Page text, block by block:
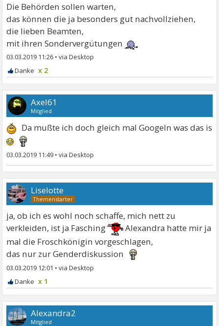
Die Behörden sollen warten,
das können die ja besonders gut nachvollziehen,
die lieben Beamten,
mit ihren Sondervergütungen
03.03.2019 11:26 •
x 2
Axel61
Mitglied
Da mußte ich doch gleich mal Googeln was das is
03.03.2019 11:49 •
Liselotte
ja, ob ich es wohl noch schaffe, mich nett zu
verkleiden, ist ja Fasching
Alexandra hatte mir ja
mal die Froschkönigin vorgeschlagen,
das nur zur Genderdiskussion
03.03.2019 12:01 •
x 1
Alexandra2
Mitglied